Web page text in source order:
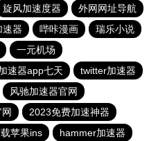
旋风加速度器
外网网址导航
速器 哔咔漫画
瑞乐小说
一元机场
速器app七天
twitter加速器
风驰加速器官网
2023免费加速神器
苹果ins hammer加速器